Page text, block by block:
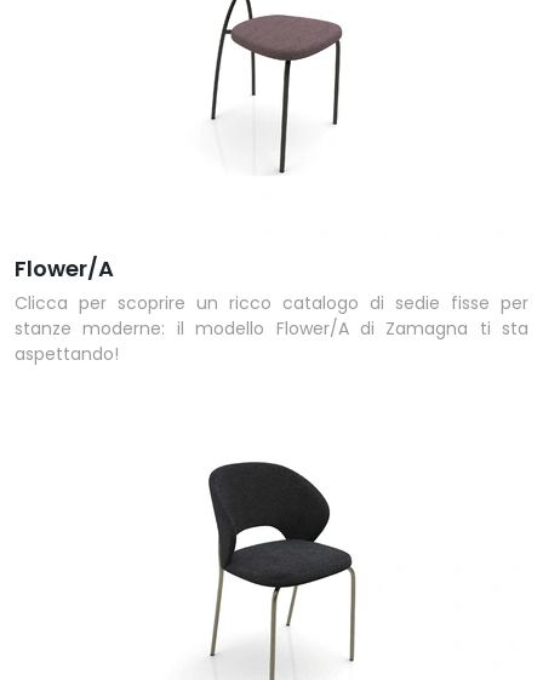
Flower/A
Clicca per scoprire un ricco catalogo di sedie fisse per
stanze moderne: il modello Flower/A di Zamagna ti sta
aspettando!